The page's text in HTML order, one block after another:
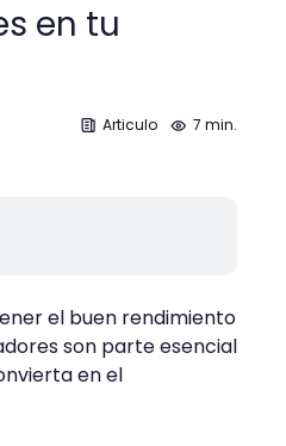
en tu
Articulo 7 min.
el buen rendimiento
son parte esencial
en el